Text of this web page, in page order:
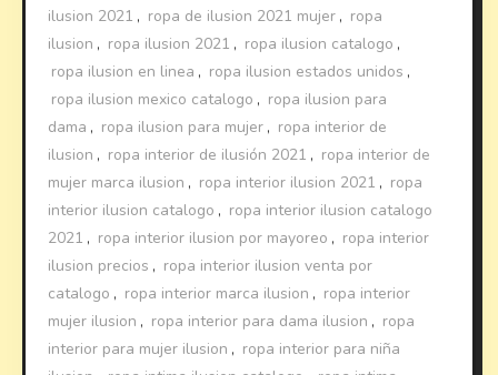
ilusion 2021 , ropa de ilusion 2021 mujer , ropa
ilusion , ropa ilusion 2021 , ropa ilusion catalogo ,
ropa ilusion en linea , ropa ilusion estados unidos ,
ropa ilusion mexico catalogo , ropa ilusion para
dama , ropa ilusion para mujer , ropa interior de
ilusion , ropa interior de ilusión 2021 , ropa interior de
mujer marca ilusion , ropa interior ilusion 2021 , ropa
interior ilusion catalogo , ropa interior ilusion catalogo
2021 , ropa interior ilusion por mayoreo , ropa interior
ilusion precios , ropa interior ilusion venta por
catalogo , ropa interior marca ilusion , ropa interior
mujer ilusion , ropa interior para dama ilusion , ropa
interior para mujer ilusion , ropa interior para niña